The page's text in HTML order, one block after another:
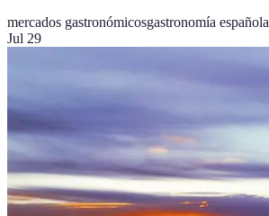
mercados gastronómicosgastronomía española
Jul 29